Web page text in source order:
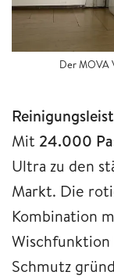
Der MOVA
Mit 24.000
Ultra zu den
Markt. Die
Kombination
Schmutz